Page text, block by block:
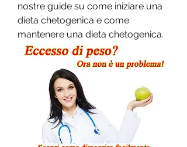
nostre guide su come iniziare una
dieta chetogenica e come
mantenere una dieta chetogenica.